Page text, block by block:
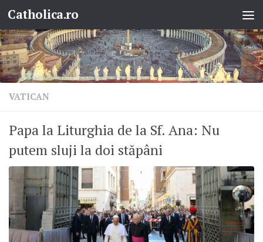
Skip to content
Catholica.ro
VATICAN
Papa la Liturghia de la Sf. Ana: Nu
putem sluji la doi stăpâni